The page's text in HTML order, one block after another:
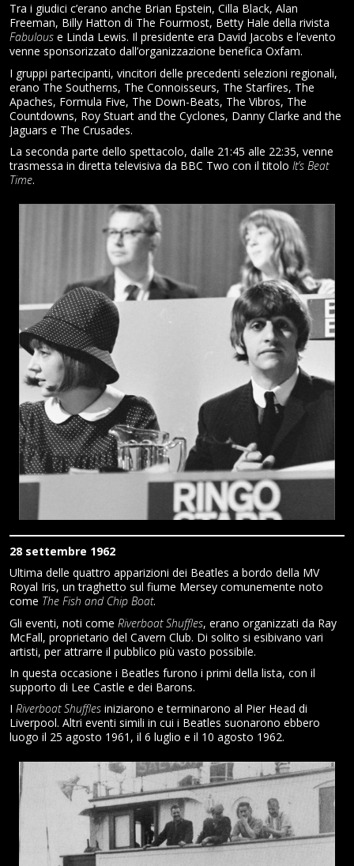
Tra i giudici c’erano anche Brian Epstein, Cilla Black, Alan
Freeman, Billy Hatton di The Fourmost, Betty Hale della rivista
Fabulous e Linda Lewis. Il presidente era David Jacobs e l’evento
venne sponsorizzato dall’organizzazione benefica Oxfam.
I gruppi partecipanti, vincitori delle precedenti selezioni regionali,
erano The Southerns, The Connoisseurs, The Starfires, The
Apaches, Formula Five, The Down-Beats, The Vibros, The
Countdowns, Roy Stuart and the Cyclones, Danny Clarke and the
Jaguars e The Crusades.
La seconda parte dello spettacolo, dalle 21:45 alle 22:35, venne
trasmessa in diretta televisiva da BBC Two con il titolo It’s Beat
Time.
28 settembre 1962
Ultima delle quattro apparizioni dei Beatles a bordo della MV
Royal Iris, un traghetto sul fiume Mersey comunemente noto
come The Fish and Chip Boat.
Gli eventi, noti come Riverboat Shuffles, erano organizzati da Ray
McFall, proprietario del Cavern Club. Di solito si esibivano vari
artisti, per attrarre il pubblico più vasto possibile.
In questa occasione i Beatles furono i primi della lista, con il
supporto di Lee Castle e dei Barons.
I Riverboat Shuffles iniziarono e terminarono al Pier Head di
Liverpool. Altri eventi simili in cui i Beatles suonarono ebbero
luogo il 25 agosto 1961, il 6 luglio e il 10 agosto 1962.